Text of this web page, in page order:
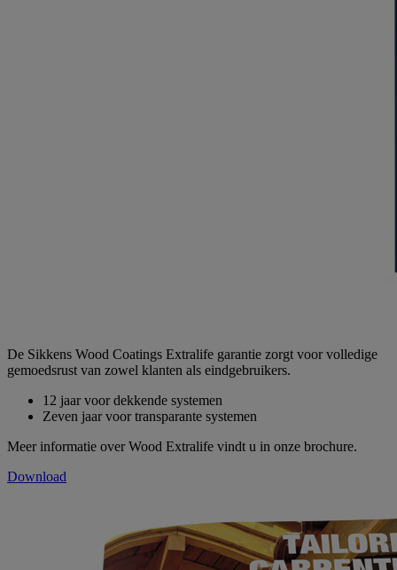
De Sikkens Wood Coatings Extralife garantie zorgt voor volledige
gemoedsrust van zowel klanten als eindgebruikers.
12 jaar voor dekkende systemen
Zeven jaar voor transparante systemen
Meer informatie over Wood Extralife vindt u in onze brochure.
Download